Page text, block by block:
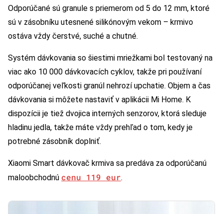
Odporúčané sú granule s priemerom od 5 do 12 mm, ktoré
sú v zásobníku utesnené silikónovým vekom – krmivo
ostáva vždy čerstvé, suché a chutné.
Systém dávkovania so šiestimi mriežkami bol testovaný na
viac ako 10 000 dávkovacích cyklov, takže pri používaní
odporúčanej veľkosti granúl nehrozí upchatie. Objem a čas
dávkovania si môžete nastaviť v aplikácii Mi Home. K
dispozícii je tiež dvojica interných senzorov, ktorá sleduje
hladinu jedla, takže máte vždy prehľad o tom, kedy je
potrebné zásobník doplniť.
Xiaomi Smart dávkovač krmiva sa predáva za odporúčanú
maloobchodnú cenu 119 eur.